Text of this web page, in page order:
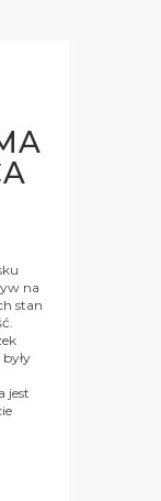
na
stan
jest